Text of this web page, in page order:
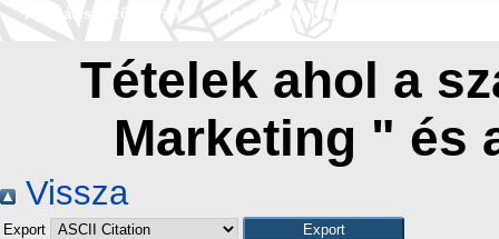
Tallózás szerző szerint
Tallózás nyelv szerint
Tételek ahol a
Marketing " és
Vissza
Export